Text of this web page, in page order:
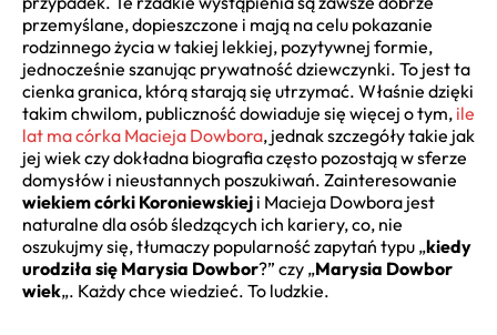
przemyślane, dopieszczone i mają na celu pokazanie
rodzinnego życia w takiej lekkiej, pozytywnej formie,
jednocześnie szanując prywatność dziewczynki. To jest ta
cienka granica, którą starają się utrzymać. Właśnie dzięki
takim chwilom, publiczność dowiaduje się więcej o tym, ile
lat ma córka Macieja Dowbora, jednak szczegóły takie jak
jej wiek czy dokładna biografia często pozostają w sferze
domysłów i nieustannych poszukiwań. Zainteresowanie
wiekiem córki Koroniewskiej i Macieja Dowbora jest
naturalne dla osób śledzących ich kariery, co, nie
oszukujmy się, tłumaczy popularność zapytań typu „kiedy
urodziła się Marysia Dowbor?” czy „Marysia Dowbor
wiek„. Każdy chce wiedzieć. To ludzkie.